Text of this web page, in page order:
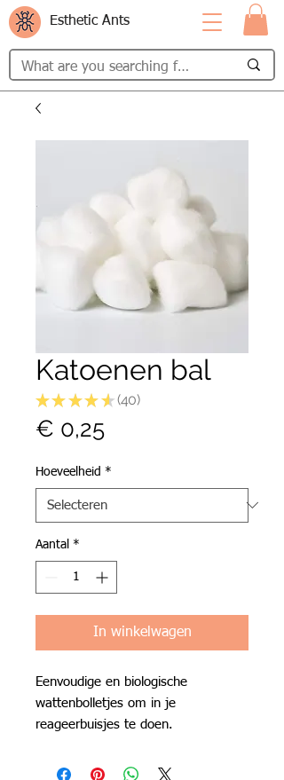
Esthetic Ants
Katoenen bal
★ ★ ★ ★ ★ 40
40
€ 0,25Prijs
Hoeveelheid *
Aantal *
In winkelwagen
Eenvoudige en biologische
wattenbolletjes om in je
reageerbuisjes te doen.